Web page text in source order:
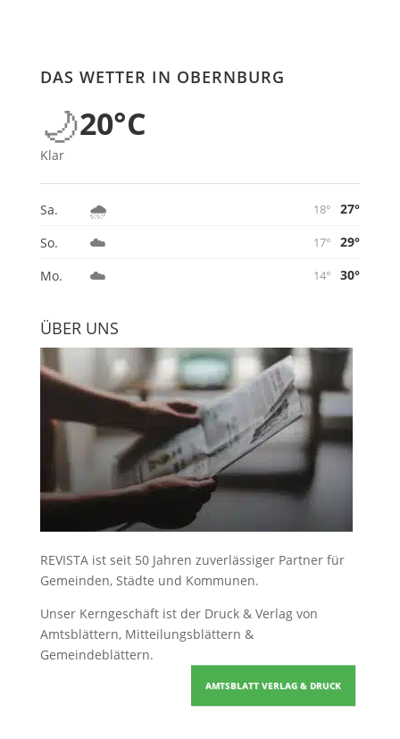
DAS WETTER IN OBERNBURG
🌙20°C
Klar
Sa. 🌧️ 18°
27°
So.
☁️ 17°
29°
Mo.
☁️ 14° 30°
ÜBER UNS
REVISTA ist seit 50 Jahren zuverlässiger Partner für
Gemeinden, Städte und Kommunen.
Unser Kerngeschäft ist der Druck & Verlag von
Amtsblättern, Mitteilungsblättern &
Gemeindeblättern.
AMTSBLATT VERLAG & DRUCK